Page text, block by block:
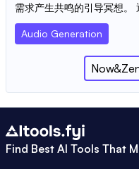
需求产生共鸣的引导冥想。
Audio Generation
Find Best AI Tools That